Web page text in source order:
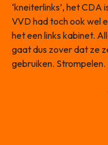
‘kneiterlinks’, het CDA
VVD had toch ook wel
het een links kabinet.
gaat dus zover dat ze
gebruiken.